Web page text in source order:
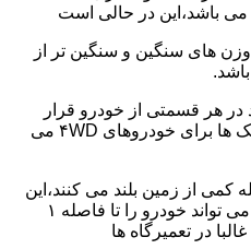
باشد،این در حالی است
های سنگین و سنگین تر از
هر قسمتی از خودرو قرار
بگیرد.جک سوسماری از بهترین جک ها برای خودروهای ۴WD می
کمی از زمین بلند می کنند،این
درحالی است که جک سوسماری می تواند خودرو را تا فاصله ۱
در تعمیرگاه ها